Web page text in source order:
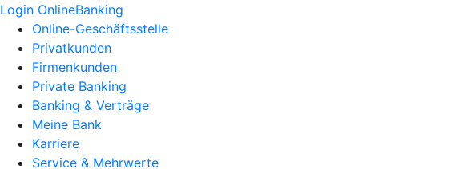
Login OnlineBanking
Online-Geschäftsstelle
Privatkunden
Firmenkunden
Private Banking
Banking & Verträge
Meine Bank
Karriere
Service & Mehrwerte